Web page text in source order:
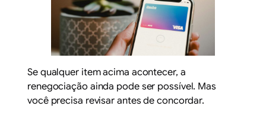
Se qualquer item acima acontecer, a
renegociação ainda pode ser possível. Mas
você precisa revisar antes de concordar.